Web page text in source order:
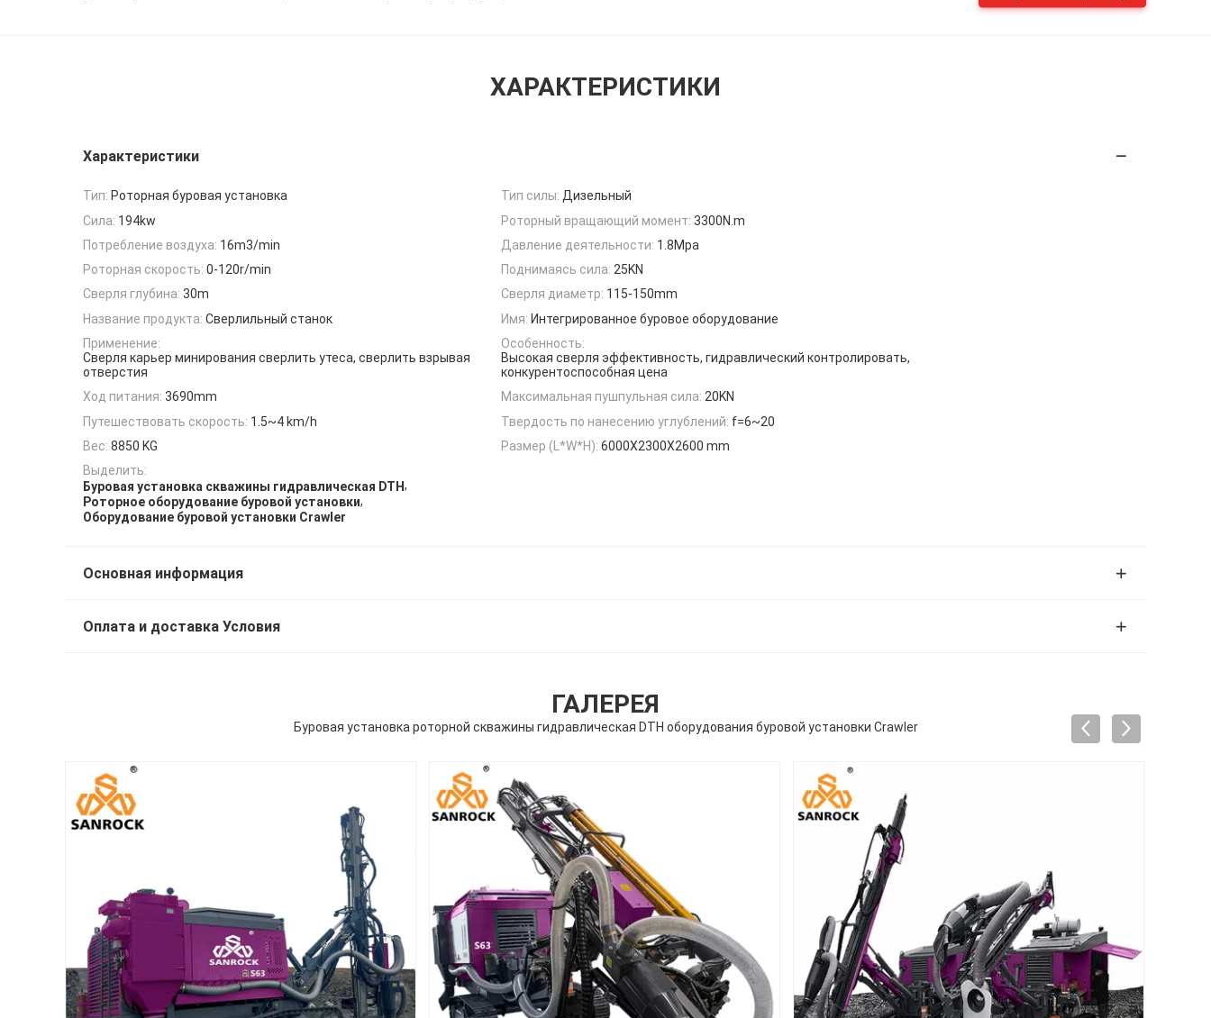
ХАРАКТЕРИСТИКИ
Характеристики
Тип: Роторная буровая установка Тип силы: Дизельный
Сила: 194kw Роторный вращающий момент: 3300N.m
Потребление воздуха: 16m3/min Давление деятельности: 1.8Mpa
Роторная скорость: 0-120r/min Поднимаясь сила: 25KN
Сверля глубина: 30m Сверля диаметр: 115-150mm
Название продукта: Сверлильный станок Имя: Интегрированное буровое оборудование
Применение:
Сверля карьер минирования сверлить утеса, сверлить взрывая
отверстия
Особенность:
Высокая сверля эффективность, гидравлический контролировать,
конкурентоспособная цена
Ход питания: 3690mm Максимальная пушпульная сила: 20KN
Путешествовать скорость: 1.5~4 km/h Твердость по нанесению углублений: f=6~20
Вес: 8850 KG Размер (L*W*H): 6000X2300X2600 mm
Выделить:
Буровая установка скважины гидравлическая DTH,
Роторное оборудование буровой установки,
Оборудование буровой установки Crawler
Основная информация
Оплата и доставка Условия
ГАЛЕРЕЯ
Буровая установка роторной скважины гидравлическая DTH оборудования буровой установки Crawler